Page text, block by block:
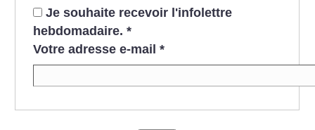
Je souhaite recevoir l'infolettre
hebdomadaire. *
Votre adresse e-mail *